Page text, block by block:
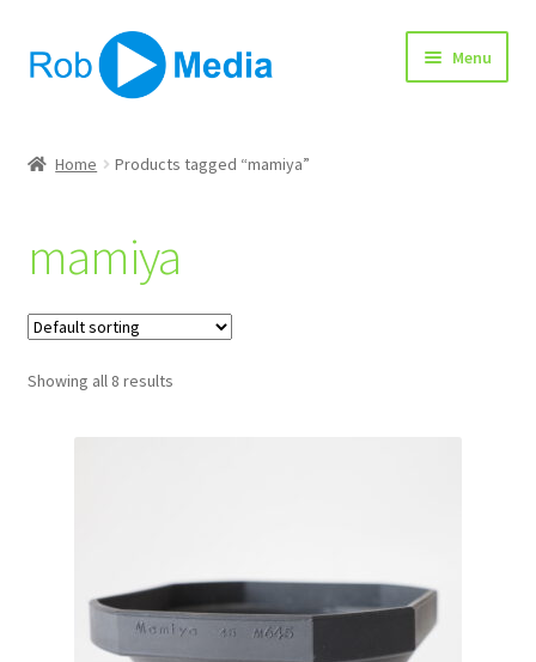
door
naar
Menu
Afrekenen
Home Products tagged “mamiya”
mamiya
Showing all 8 results